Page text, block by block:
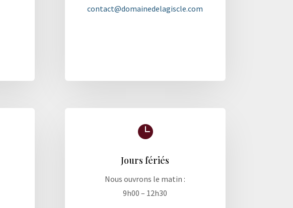
contact@domainedelagiscle.com

Jours fériés
Nous ouvrons le matin :
9h00 – 12h30